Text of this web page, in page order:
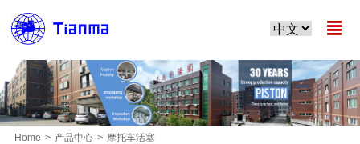

Home > 产品中心 > 摩托车活塞